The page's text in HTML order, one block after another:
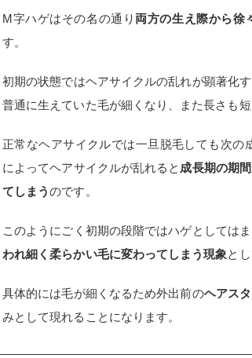
M字ハゲはその名の通り 両方の生え際から徐
す。
初期の状態ではヘアサイクルの乱れが顕著化
普通に生えていた毛が細くなり、また長さも
正常なヘアサイクルでは一旦脱毛しても次
によってヘアサイクルが乱れると 成長期の期
てしまうのです。
このようにごく初期の段階ではハゲとしては
われ細く柔らかい毛に変わってしまう現象と
具体的には毛が細くなるため外出前のヘアス
みとして現れることになります。